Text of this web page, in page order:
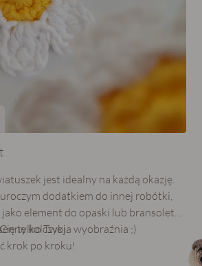
jest idealny na każdą okazję.
dodatkiem do innej robótki,
jako element do opaski lub bransoletki
kolczyki.
tylko Twoja wyobraźnia ;)
krok po kroku!